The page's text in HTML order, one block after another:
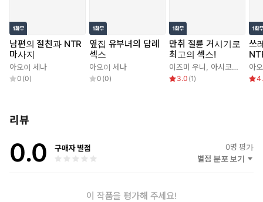
남편의 절친과 NTR
마사지
아오이 세나
0 (0)
옆집 유부녀의 답례
섹스
아오이 세나
0 (0)
만취 절륜 거시기로
최고의 섹스!
이즈미 우니 아시코시가쿠가쿠이와시타로
3.0 (1)
쓰
아
리뷰
0.0 구매자 별점 0명 평가
별점 분포 보기
이 작품을 평가해 주세요!